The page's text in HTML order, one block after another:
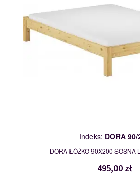
Indeks: DORA 90/
DORA ŁÓŻKO 90X200 SOSNA
495,00 zł